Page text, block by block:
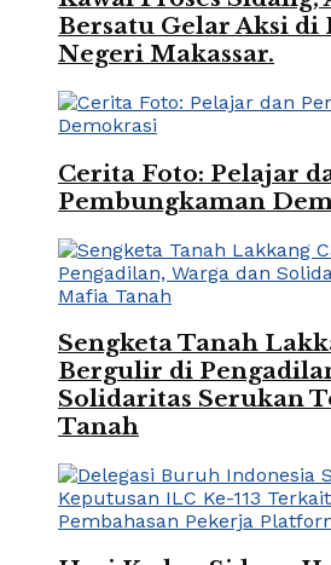
Bersatu Gelar Aksi di
Negeri Makassar.
Cerita Foto: Pelajar
Pembungkaman
Sengketa Tanah
Bergulir di
Solidaritas Serukan
Tanah